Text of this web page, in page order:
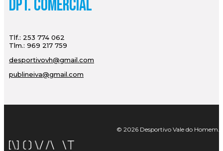
Dpt. Comercial
Tlf.: 253 774 062
Tlm.: 969 217 759
desportivovh@gmail.com
publineiva@gmail.com
© 2026 Desportivo Vale do Homem.